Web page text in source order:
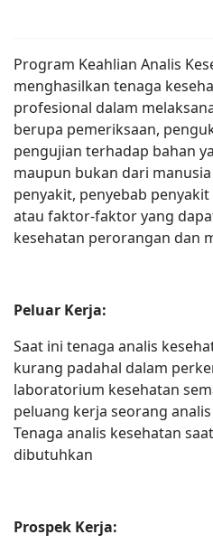
Program Keahlian Analis
menghasilkan tenaga
profesional dalam
berupa pemeriksaan,
pengujian terhadap bahan
maupun bukan dari
penyakit, penyebab
atau faktor-faktor yang
kesehatan perorangan dan
Peluar Kerja:
Saat ini tenaga analis
kurang padahal dalam
laboratorium kesehatan
peluang kerja seorang
Tenaga analis kesehatan
dibutuhkan
Prospek Kerja: